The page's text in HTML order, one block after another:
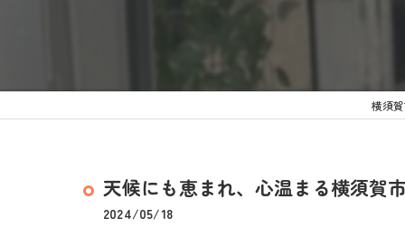
横須
天候にも恵まれ、心温まる横須賀
2024/05/18